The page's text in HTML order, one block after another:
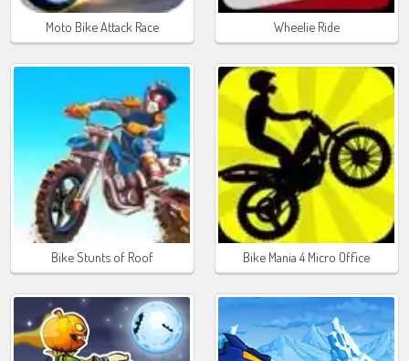
Moto Bike Attack Race Wheelie Ride
Bike Stunts of Roof Bike Mania 4 Micro Office